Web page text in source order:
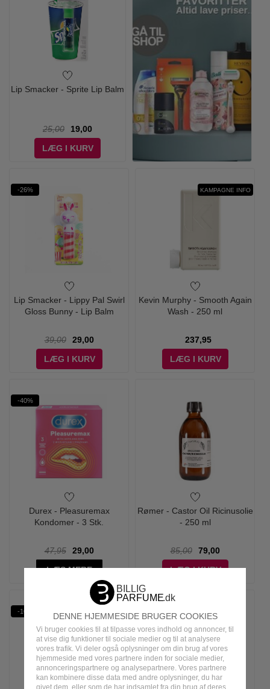
DENNE HJEMMESIDE BRUGER COOKIES
Vi bruger cookies til at tilpasse vores indhold og annoncer, til
at vise dig funktioner til sociale medier og til at analysere
vores trafik. Vi deler også oplysninger om din brug af vores
hjemmeside med vores partnere inden for sociale medier,
annonceringspartnere og analysepartnere. Vores partnere
kan kombinere disse data med andre oplysninger, du har
givet dem, eller som de har indsamlet fra din brug af deres
Lip Smacker - Sprite Lip Balm
25,00
19,00
LÆG I KURV
-26%
Lip Smacker - Lippy Pal Swirl
Gloss Bunny - Lip Balm
39,00
29,00
LÆG I KURV
KAMPAGNE INFO
Kevin Murphy - Smooth Again
Wash - 250 ml
237,95
LÆG I KURV
-40%
Durex - Pleasuremax
Kondomer - 3 Stk.
47,95
29,00
LÆS MERE
Rømer - Castor Oil Ricinusolie
- 250 ml
85,00
79,00
LÆG I KURV
-10%